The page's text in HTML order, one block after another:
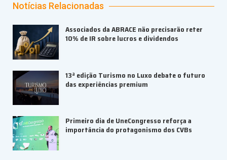
Notícias Relacionadas
Associados da ABRACE não precisarão reter
10% de IR sobre lucros e dividendos
13ª edição Turismo no Luxo debate o futuro
das experiências premium
Primeiro dia de UneCongresso reforça a
importância do protagonismo dos CVBs